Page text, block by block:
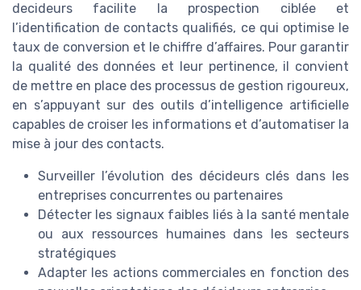
decideurs facilite la prospection ciblée et
l’identification de contacts qualifiés, ce qui optimise le
taux de conversion et le chiffre d’affaires. Pour garantir
la qualité des données et leur pertinence, il convient
de mettre en place des processus de gestion rigoureux,
en s’appuyant sur des outils d’intelligence artificielle
capables de croiser les informations et d’automatiser la
mise à jour des contacts.
Surveiller l’évolution des décideurs clés dans les
entreprises concurrentes ou partenaires
Détecter les signaux faibles liés à la santé mentale
ou aux ressources humaines dans les secteurs
stratégiques
Adapter les actions commerciales en fonction des